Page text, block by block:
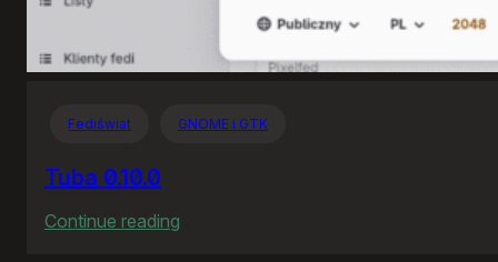
Fediświat GNOME i GTK
Tuba 0.10.0
Continue reading